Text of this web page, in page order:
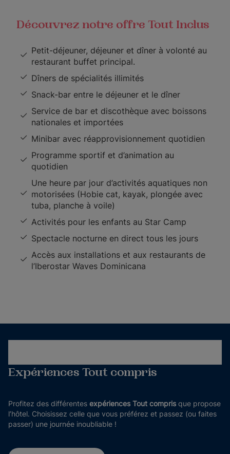
Découvrez notre offre Tout Inclus
Petit-déjeuner, déjeuner et dîner à volonté au
restaurant buffet principal.
Dîners de spécialités illimités
Snack-bar entre le déjeuner et le dîner
Service de bar et discothèque avec boissons
nationales et importées
Minibar avec réapprovisionnement quotidien
Programme sportif et d’animation au
quotidien
Une heure par jour d’activités aquatiques non
motorisées (Hobie cat, kayak, plongée avec
tuba, planche à voile)
Activités pour les enfants au Star Camp
Spectacle nocturne en direct tous les jours
Accès aux installations et aux restaurants de
l’Iberostar Waves Dominicana
Expériences Tout compris
Profitez des différentes expériences Tout compris que propose
l’hôtel. Choisissez celle que vous préférez et passez (ou faites
passer) une journée inoubliable !